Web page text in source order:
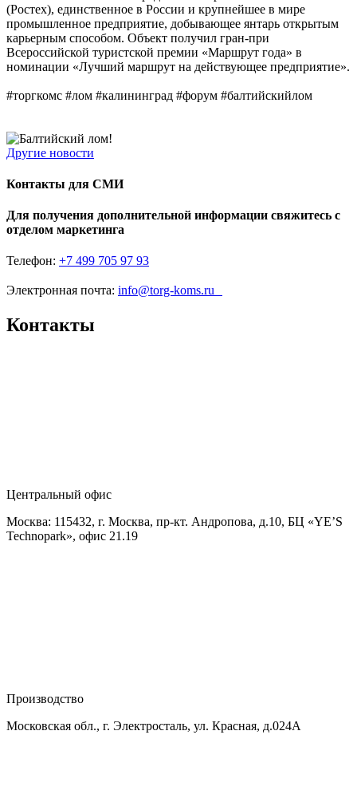
(Ростех), единственное в России и крупнейшее в мире
промышленное предприятие, добывающее янтарь открытым
карьерным способом. Объект получил гран-при
Всероссийской туристской премии «Маршрут года» в
номинации «Лучший маршрут на действующее предприятие».
#торгкомс #лом #калининград #форум #балтийскийлом
Другие новости
Контакты для СМИ
Для получения дополнительной информации свяжитесь с
отделом маркетинга
Телефон: +7 499 705 97 93
Электронная почта: info@torg-koms.ru
Контакты
Центральный офис
Москва: 115432, г. Москва, пр-кт. Андропова, д.10, БЦ «YE’S
Technopark», офис 21.19
Производство
Московская обл., г. Электросталь, ул. Красная, д.024А